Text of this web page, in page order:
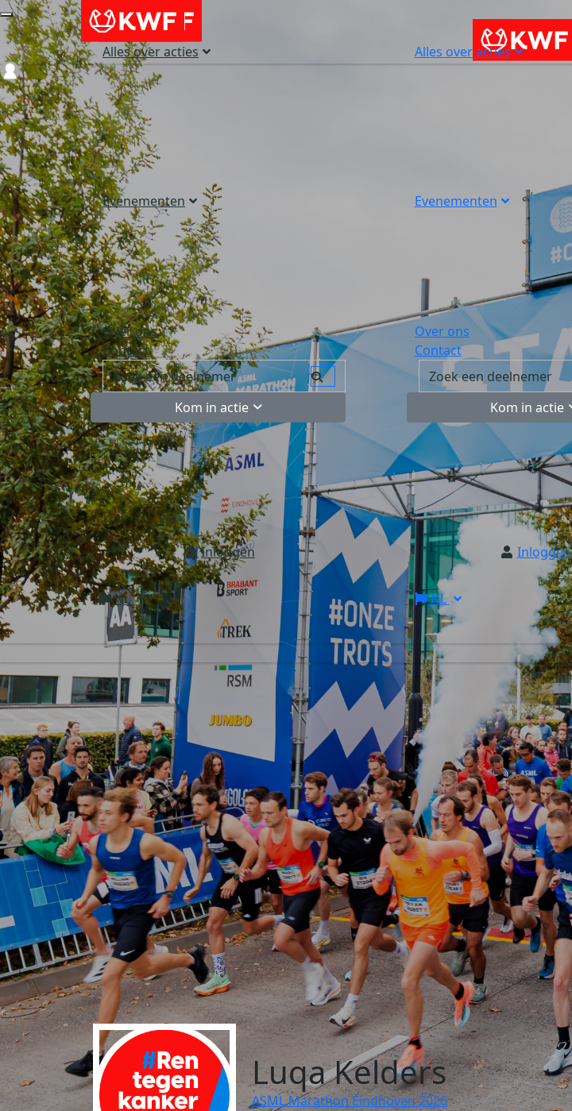
Alles over acties
Evenementen
Over ons
Contact
Kom in actie
Inloggen
NL
Alles over acties
Evenementen
Over ons
Contact
Kom in actie
Inloggen
NL
Login
Luqa Kelders
ASML Marathon Eindhoven 2026